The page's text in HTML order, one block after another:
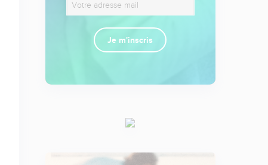
Je m'inscris